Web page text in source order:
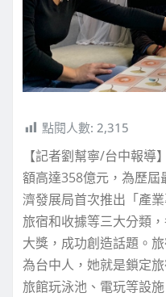
點閱人數: 2,315
【記者劉幫寧/台中報
額高達358億元，為歷
濟發展局首次推出「產
旅宿和收據等三大分類
大獎，成功創造話題。
為台中人，她就是鎖定
旅館玩泳池、電玩等設